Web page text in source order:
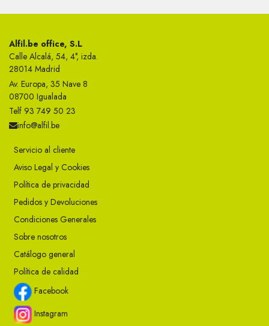
Alfil.be office, S.L
Calle Alcalá, 54, 4°, izda.
28014 Madrid
Av. Europa, 35 Nave 8
08700 Igualada
Telf 93 749 50 23
info@alfil.be
Servicio al cliente
Aviso Legal y Cookies
Política de privacidad
Pedidos y Devoluciones
Condiciones Generales
Sobre nosotros
Catálogo general
Política de calidad
Facebook
Instagram